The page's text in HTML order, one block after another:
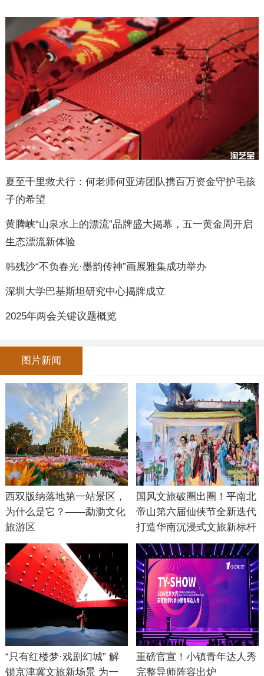
夏至千里救犬行：何老师何亚涛团队携百万资金守护毛孩
子的希望
黄腾峡“山泉水上的漂流”品牌盛大揭幕，五一黄金周开启
生态漂流新体验
韩残沙“不负春光·墨韵传神”画展雅集成功举办
深圳大学巴基斯坦研究中心揭牌成立
2025年两会关键议题概览
图片新闻
西双版纳落地第一站景区，
为什么是它？——勐泐文化
旅游区
国风文旅破圈出圈！平南北
帝山第六届仙侠节全新迭代
打造华南沉浸式文旅新标杆
“只有红楼梦·戏剧幻城” 解
锁京津冀文旅新场景 为一
重磅官宣！小镇青年达人秀
完整导师阵容出炉